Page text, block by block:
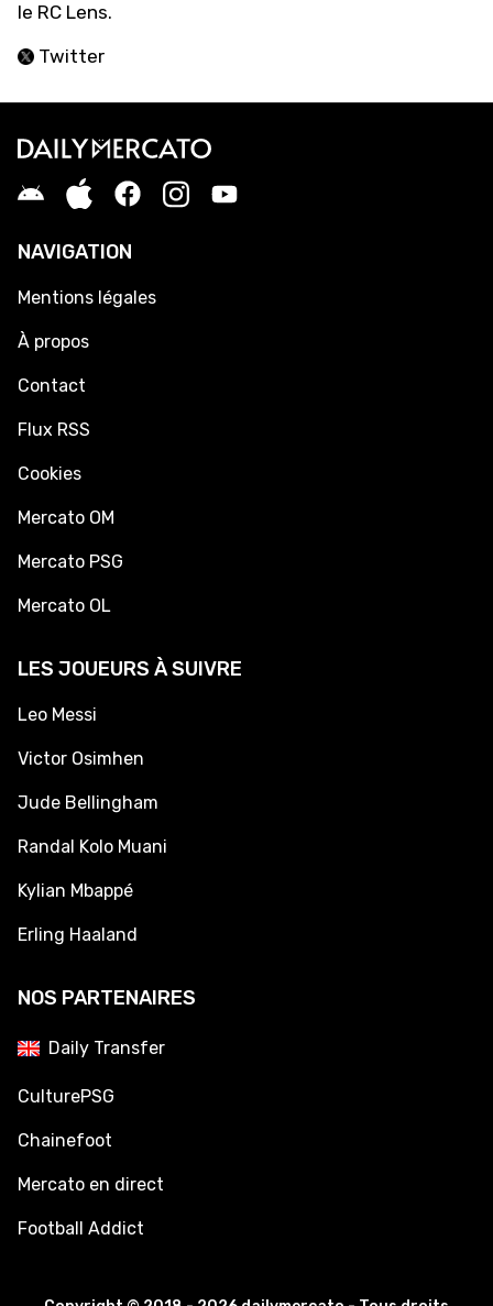
le RC Lens.
Twitter
NAVIGATION
Mentions légales
À propos
Contact
Flux RSS
Cookies
Mercato OM
Mercato PSG
Mercato OL
LES JOUEURS À SUIVRE
Leo Messi
Victor Osimhen
Jude Bellingham
Randal Kolo Muani
Kylian Mbappé
Erling Haaland
NOS PARTENAIRES
Daily Transfer
CulturePSG
Chainefoot
Mercato en direct
Football Addict